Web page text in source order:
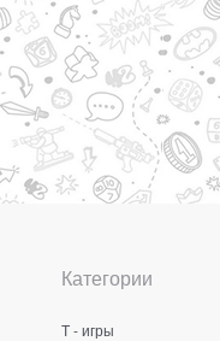
Категории
Т - игры